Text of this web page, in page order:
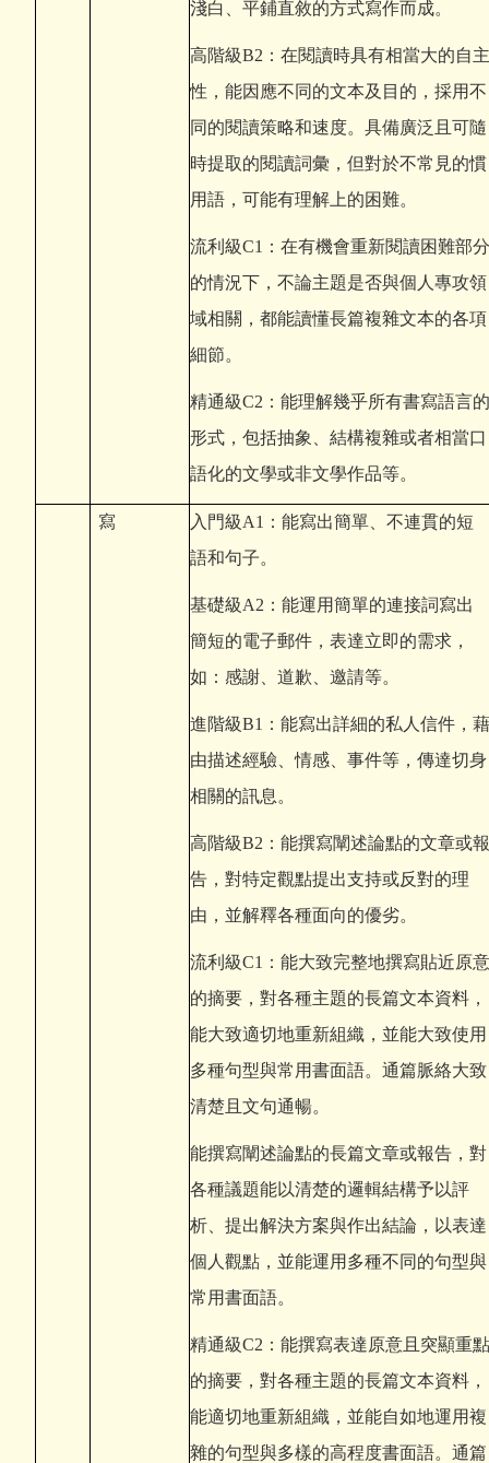
淺白、平鋪直敘的方式寫作而成。
高階級B2：在閱讀時具有相當大的自主
性，能因應不同的文本及目的，採用不
同的閱讀策略和速度。具備廣泛且可隨
時提取的閱讀詞彙，但對於不常見的慣
用語，可能有理解上的困難。
流利級C1：在有機會重新閱讀困難部分
的情況下，不論主題是否與個人專攻領
域相關，都能讀懂長篇複雜文本的各項
細節。
精通級C2：能理解幾乎所有書寫語言的
形式，包括抽象、結構複雜或者相當口
語化的文學或非文學作品等。
寫
入門級A1：能寫出簡單、不連貫的短
語和句子。
基礎級A2：能運用簡單的連接詞寫出
簡短的電子郵件，表達立即的需求，
如：感謝、道歉、邀請等。
進階級B1：能寫出詳細的私人信件，藉
由描述經驗、情感、事件等，傳達切身
相關的訊息。
高階級B2：能撰寫闡述論點的文章或報
告，對特定觀點提出支持或反對的理
由，並解釋各種面向的優劣。
流利級C1：能大致完整地撰寫貼近原意
的摘要，對各種主題的長篇文本資料，
能大致適切地重新組織，並能大致使用
多種句型與常用書面語。通篇脈絡大致
清楚且文句通暢。
能撰寫闡述論點的長篇文章或報告，對
各種議題能以清楚的邏輯結構予以評
析、提出解決方案與作出結論，以表達
個人觀點，並能運用多種不同的句型與
常用書面語。
精通級C2：能撰寫表達原意且突顯重點
的摘要，對各種主題的長篇文本資料，
能適切地重新組織，並能自如地運用複
雜的句型與多樣的高程度書面語。通篇